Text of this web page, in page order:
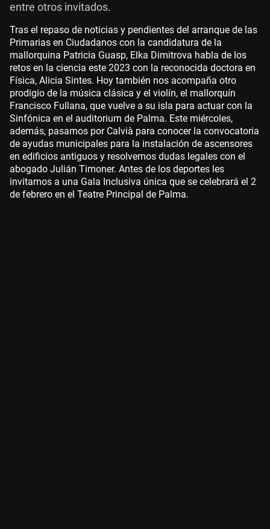
entre otros invitados.
Tras el repaso de noticias y pendientes del arranque de las
Primarias en Ciudadanos con la candidatura de la
mallorquina Patricia Guasp, Elka Dimitrova habla de los
retos en la ciencia este 2023 con la reconocida doctora en
Física, Alicia Sintes. Hoy también nos acompaña otro
prodigio de la música clásica y el violín, el mallorquín
Francisco Fullana, que vuelve a su isla para actuar con la
Sinfónica en el auditorium de Palma. Este miércoles,
además, pasamos por Calvià para conocer la convocatoria
de ayudas municipales para la instalación de ascensores
en edificios antiguos y resolvemos dudas legales con el
abogado Julián Timoner. Antes de los deportes les
invitamos a una Gala Inclusiva única que se celebrará el 2
de febrero en el Teatre Principal de Palma.